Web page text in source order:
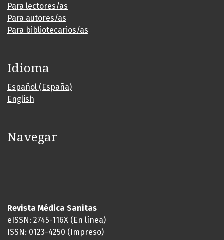
Para lectores/as
Para autores/as
Para bibliotecarios/as
Idioma
Español (España)
English
Navegar
Revista Médica Sanitas
eISSN: 2745-116X (En línea)
ISSN: 0123-4250 (Impreso)